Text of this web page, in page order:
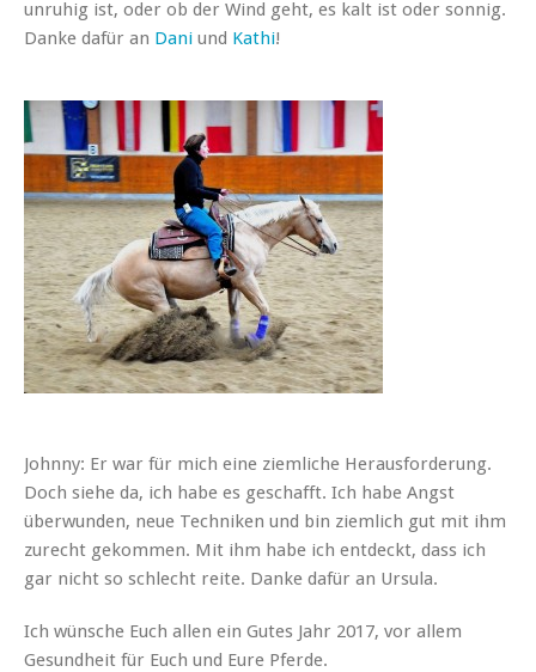
unruhig ist, oder ob der Wind geht, es kalt ist oder sonnig.
Danke dafür an Dani und Kathi!
Johnny: Er war für mich eine ziemliche Herausforderung.
Doch siehe da, ich habe es geschafft. Ich habe Angst
überwunden, neue Techniken und bin ziemlich gut mit ihm
zurecht gekommen. Mit ihm habe ich entdeckt, dass ich
gar nicht so schlecht reite. Danke dafür an Ursula.
Ich wünsche Euch allen ein Gutes Jahr 2017, vor allem
Gesundheit für Euch und Eure Pferde.